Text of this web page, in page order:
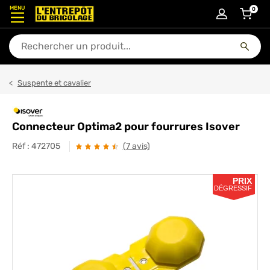
MENU
En quoi puis-je vous aider ?
0article
Suspente et cavalier
Connecteur Optima2 pour fourrures Isover
Réf : 472705 (7 avis)
PRIX
DÉGRESSIF